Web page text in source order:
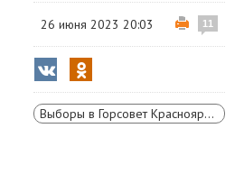
26 июня 2023 20:03 11
Выборы в Горсовет Красноярска